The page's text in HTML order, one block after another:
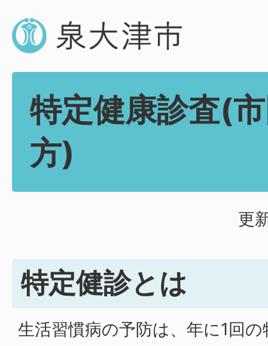
特定健康診査(
方)
更
特定健診とは
生活習慣病の予防は、年に1回